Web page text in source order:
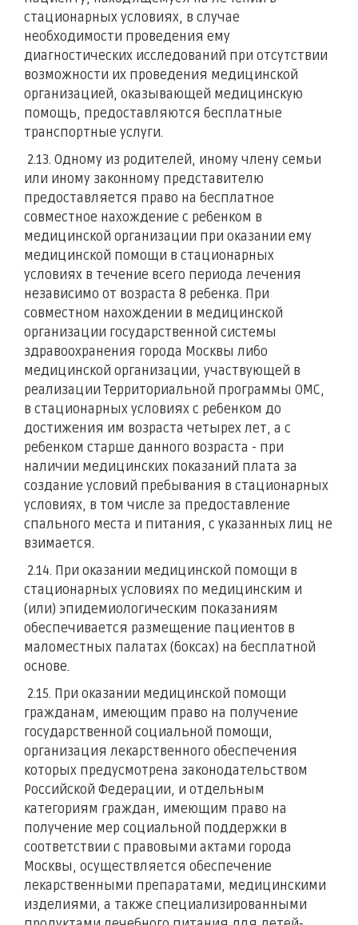
стационарных условиях, в случае
необходимости проведения ему
диагностических исследований при отсутствии
возможности их проведения медицинской
организацией, оказывающей медицинскую
помощь, предоставляются бесплатные
транспортные услуги.
2.13. Одному из родителей, иному члену семьи
или иному законному представителю
предоставляется право на бесплатное
совместное нахождение с ребенком в
медицинской организации при оказании ему
медицинской помощи в стационарных
условиях в течение всего периода лечения
независимо от возраста 8 ребенка. При
совместном нахождении в медицинской
организации государственной системы
здравоохранения города Москвы либо
медицинской организации, участвующей в
реализации Территориальной программы ОМС,
в стационарных условиях с ребенком до
достижения им возраста четырех лет, а с
ребенком старше данного возраста - при
наличии медицинских показаний плата за
создание условий пребывания в стационарных
условиях, в том числе за предоставление
спального места и питания, с указанных лиц не
взимается.
2.14. При оказании медицинской помощи в
стационарных условиях по медицинским и
(или) эпидемиологическим показаниям
обеспечивается размещение пациентов в
маломестных палатах (боксах) на бесплатной
основе.
2.15. При оказании медицинской помощи
гражданам, имеющим право на получение
государственной социальной помощи,
организация лекарственного обеспечения
которых предусмотрена законодательством
Российской Федерации, и отдельным
категориям граждан, имеющим право на
получение мер социальной поддержки в
соответствии с правовыми актами города
Москвы, осуществляется обеспечение
лекарственными препаратами, медицинскими
изделиями, а также специализированными